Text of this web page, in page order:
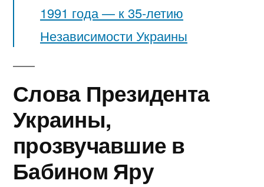
1991 года — к 35-летию
Независимости Украины
Слова Президента
Украины,
прозвучавшие в
Бабином Яру